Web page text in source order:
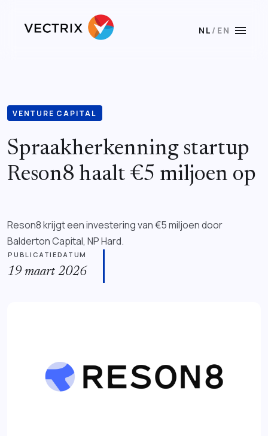
NL / EN menu
VENTURE CAPITAL
Spraakherkenning startup
Reson8 haalt €5 miljoen op
Reson8 krijgt een investering van €5 miljoen door
Balderton Capital, NP Hard.
PUBLICATIEDATUM
19 maart 2026